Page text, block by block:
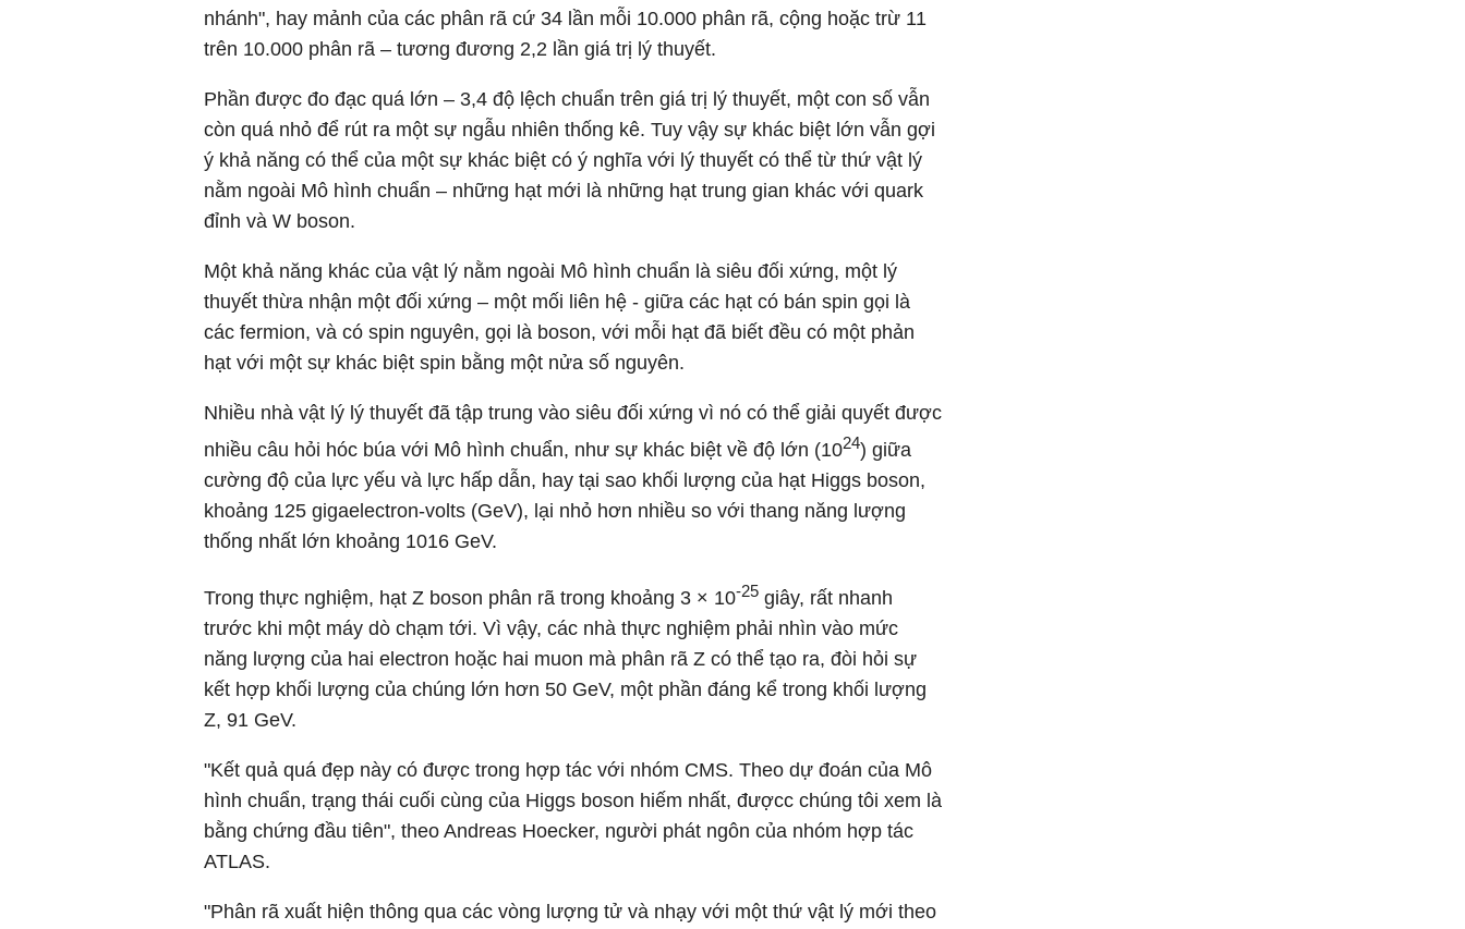
nhánh", hay mảnh của các phân rã cứ 34 lần mỗi 10.000 phân rã, cộng hoặc trừ 11
trên 10.000 phân rã – tương đương 2,2 lần giá trị lý thuyết.
Phần được đo đạc quá lớn – 3,4 độ lệch chuẩn trên giá trị lý thuyết, một con số vẫn
còn quá nhỏ để rút ra một sự ngẫu nhiên thống kê. Tuy vậy sự khác biệt lớn vẫn gợi
ý khả năng có thể của một sự khác biệt có ý nghĩa với lý thuyết có thể từ thứ vật lý
nằm ngoài Mô hình chuẩn – những hạt mới là những hạt trung gian khác với quark
đỉnh và W boson.
Một khả năng khác của vật lý nằm ngoài Mô hình chuẩn là siêu đối xứng, một lý
thuyết thừa nhận một đối xứng – một mối liên hệ - giữa các hạt có bán spin gọi là
các fermion, và có spin nguyên, gọi là boson, với mỗi hạt đã biết đều có một phản
hạt với một sự khác biệt spin bằng một nửa số nguyên.
Nhiều nhà vật lý lý thuyết đã tập trung vào siêu đối xứng vì nó có thể giải quyết được
nhiều câu hỏi hóc búa với Mô hình chuẩn, như sự khác biệt về độ lớn (1024) giữa
cường độ của lực yếu và lực hấp dẫn, hay tại sao khối lượng của hạt Higgs boson,
khoảng 125 gigaelectron-volts (GeV), lại nhỏ hơn nhiều so với thang năng lượng
thống nhất lớn khoảng 1016 GeV.
Trong thực nghiệm, hạt Z boson phân rã trong khoảng 3 × 10-25 giây, rất nhanh
trước khi một máy dò chạm tới. Vì vậy, các nhà thực nghiệm phải nhìn vào mức
năng lượng của hai electron hoặc hai muon mà phân rã Z có thể tạo ra, đòi hỏi sự
kết hợp khối lượng của chúng lớn hơn 50 GeV, một phần đáng kể trong khối lượng
Z, 91 GeV.
"Kết quả quá đẹp này có được trong hợp tác với nhóm CMS. Theo dự đoán của Mô
hình chuẩn, trạng thái cuối cùng của Higgs boson hiếm nhất, đượcc chúng tôi xem là
bằng chứng đầu tiên", theo Andreas Hoecker, người phát ngôn của nhóm hợp tác
ATLAS.
"Phân rã xuất hiện thông qua các vòng lượng tử và nhạy với một thứ vật lý mới theo